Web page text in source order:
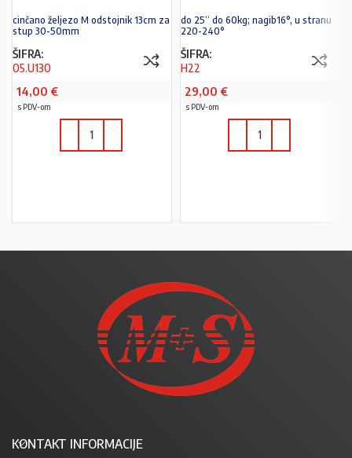
cinčano željezo M odstojnik 13cm za
stup 30-50mm
ŠIFRA:
05.U130
14,00 €
s PDV-om
do 25“ do 60kg; nagib16°, u stranu
220-240°
ŠIFRA:
H22
29,00 €
s PDV-om
KONTAKT INFORMACIJE